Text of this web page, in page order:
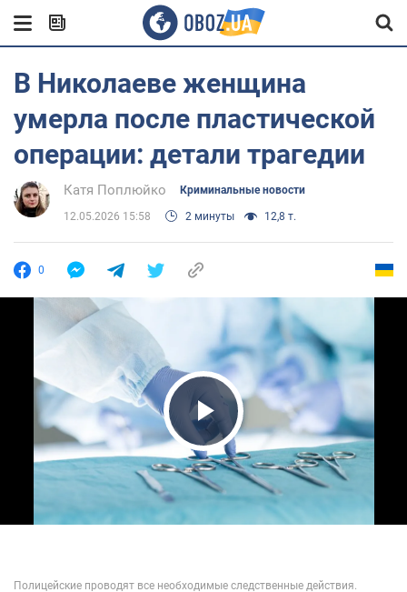
В Николаеве женщина
умерла после пластической
операции: детали трагедии
Катя Поплюйко Криминальные новости
12.05.2026 15:58 2 минуты 12,8 т.
0
Play Video